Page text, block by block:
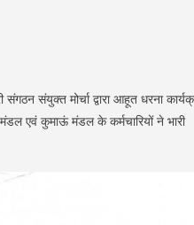
संयुक्त मोर्चा द्वारा आहूत धरना
एवं कुमाऊं मंडल के कर्मचारियों ने भारी